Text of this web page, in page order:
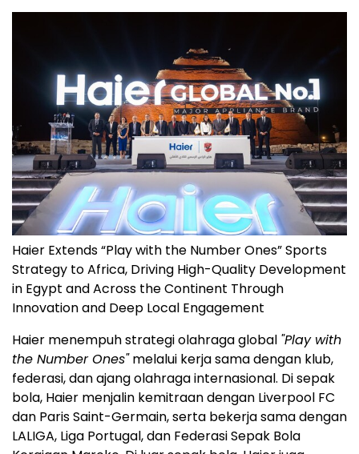
Haier Extends “Play with the Number Ones” Sports
Strategy to Africa, Driving High-Quality Development
in Egypt and Across the Continent Through
Innovation and Deep Local Engagement
Haier menempuh strategi olahraga global "Play with
the Number Ones"melalui kerja sama dengan klub,
federasi, dan ajang olahraga internasional. Di sepak
bola, Haier menjalin kemitraan dengan Liverpool FC
dan Paris Saint-Germain, serta bekerja sama dengan
LALIGA, Liga Portugal, dan Federasi Sepak Bola